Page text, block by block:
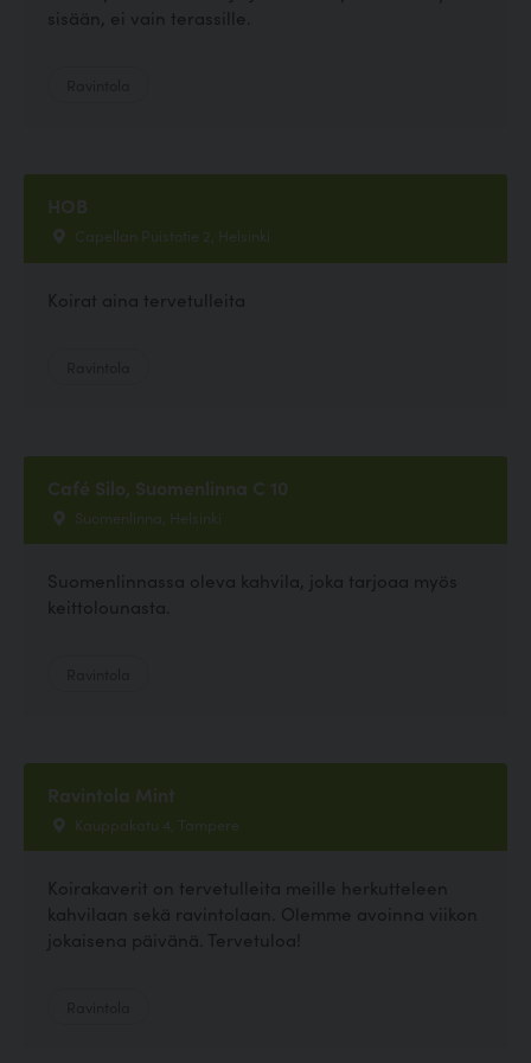
sisään, ei vain terassille.
HOB
Capellan Puistotie 2, Helsinki
Koirat aina tervetulleita
Café Silo, Suomenlinna C 10
Suomenlinna, Helsinki
Suomenlinnassa oleva kahvila, joka tarjoaa myös
keittolounasta.
Ravintola Mint
Kauppakatu 4, Tampere
Koirakaverit on tervetulleita meille herkutteleen
kahvilaan sekä ravintolaan. Olemme avoinna viikon
jokaisena päivänä. Tervetuloa!